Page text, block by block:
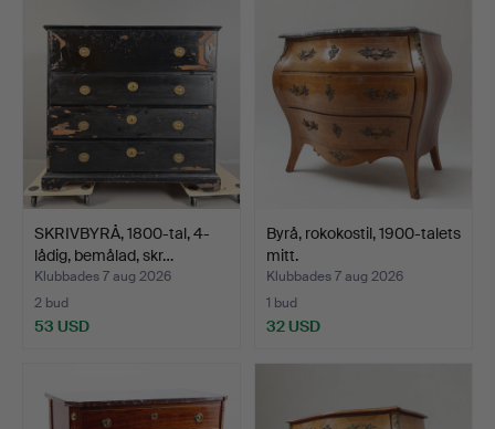
SKRIVBYRÅ, 1800-tal, 4-
lådig, bemålad, skr…
Klubbades 7 aug 2026
2 bud
53 USD
Byrå, rokokostil, 1900-talets
mitt.
Klubbades 7 aug 2026
1 bud
32 USD